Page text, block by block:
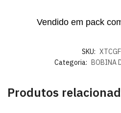
Vendido em pack
SKU:
Categoria: BOBINA
Produtos